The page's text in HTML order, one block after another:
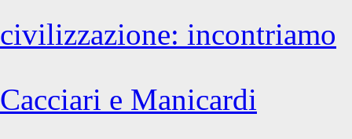
<span>l’ultima
era</span>
civilizzazione: incontriamo
Cacciari e Manicardi